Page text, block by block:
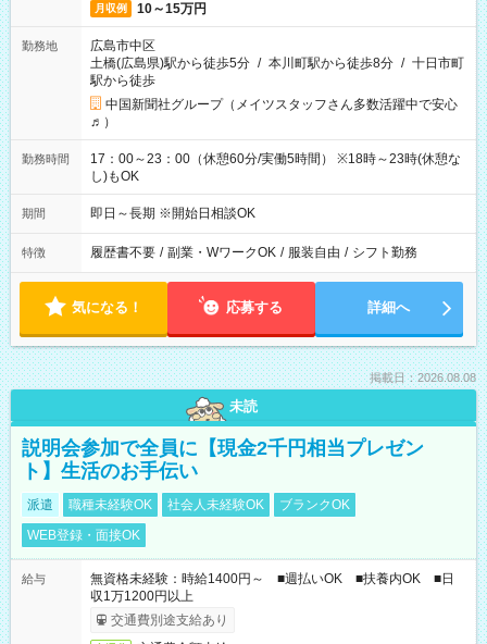
月収例 10～15万円
勤務地
広島市中区
土橋(広島県)駅から徒歩5分 / 本川町駅から徒歩8分 / 十日市町
駅から徒歩
中国新聞社グループ（メイツスタッフさん多数活躍中で安心
♬）
勤務時間
17：00～23：00（休憩60分/実働5時間） ※18時～23時(休憩な
し)もOK
期間 即日～長期 ※開始日相談OK
特徴 履歴書不要 / 副業・WワークOK / 服装自由 / シフト勤務
気になる！ 応募する 詳細へ
掲載日：2026.08.08
未読
説明会参加で全員に【現金2千円相当プレゼン
ト】生活のお手伝い
派遣 職種未経験OK 社会人未経験OK
ブランクOK
WEB登録・面接OK
給与
無資格未経験：時給1400円～ ■週払いOK ■扶養内OK ■日
収1万1200円以上
交通費別途支給あり